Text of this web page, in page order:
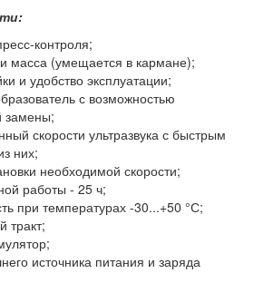
контроля;
масса (умещается в кармане);
и удобство эксплуатации;
с возможностью
замены;
скорости ультразвука с быстрым
них;
необходимой скорости;
работы - 25 ч;
при температурах -30...+50 °С;
тракт;
источника питания и заряда